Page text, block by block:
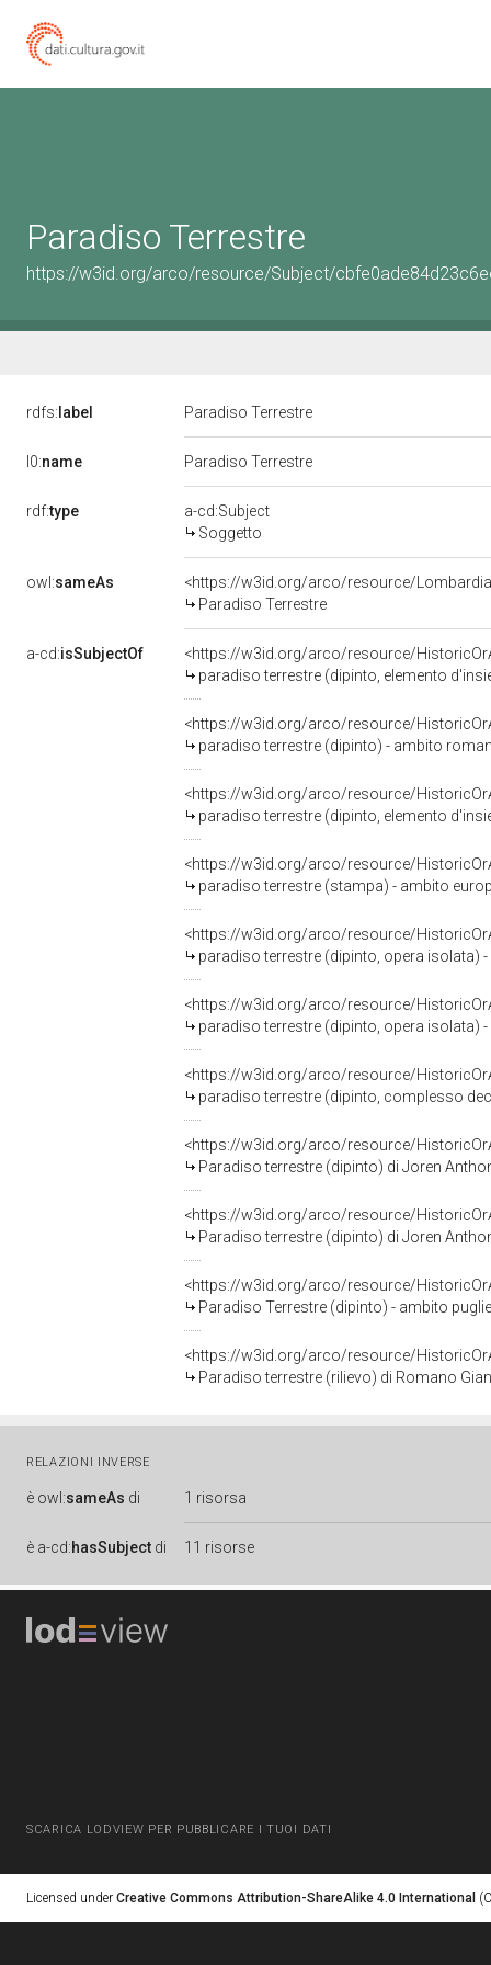
Paradiso Terrestre
https://w3id.org/arco/resource/Subject/
rdfs: label Paradiso Terrestre
l0:name Paradiso Terrestre
rdf:type
a-cd:Subject
Soggetto
owl:sameAs
<https://w3id.org/arco/resource/
Paradiso Terrestre
a-cd:isSubjectOf
<https://w3id.org/arco/resource/
paradiso terrestre (dipinto, elemento
<https://w3id.org/arco/resource/
paradiso terrestre (dipinto) - ambito
<https://w3id.org/arco/resource/
paradiso terrestre (dipinto, elemento
<https://w3id.org/arco/resource/
paradiso terrestre (stampa) - ambito
<https://w3id.org/arco/resource/
paradiso terrestre (dipinto, opera isolata)
<https://w3id.org/arco/resource/
paradiso terrestre (dipinto, opera isolata)
<https://w3id.org/arco/resource/
paradiso terrestre (dipinto, complesso
<https://w3id.org/arco/resource/
Paradiso terrestre (dipinto) di Joren
<https://w3id.org/arco/resource/
Paradiso terrestre (dipinto) di Joren
<https://w3id.org/arco/resource/
Paradiso Terrestre (dipinto) - ambito
<https://w3id.org/arco/resource/
Paradiso terrestre (rilievo) di Romano
RELAZIONI INVERSE
è owl:sameAs di 1 risorsa
è a-cd:hasSubject di 11 risorse
SCARICA LODVIEW PER PUBBLICARE I TUOI DATI
Licensed under Creative Commons Attribution-ShareAlike 4.0 International